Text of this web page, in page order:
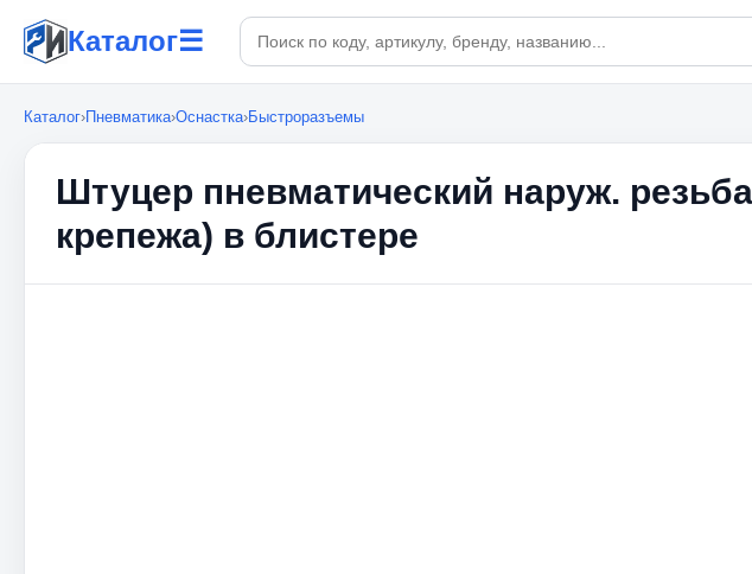
Каталог☰ Поиск по каталогу
Каталог›Пневматика›Оснастка›Быстроразъемы
Штуцер пневматический наруж.
крепежа) в блистере